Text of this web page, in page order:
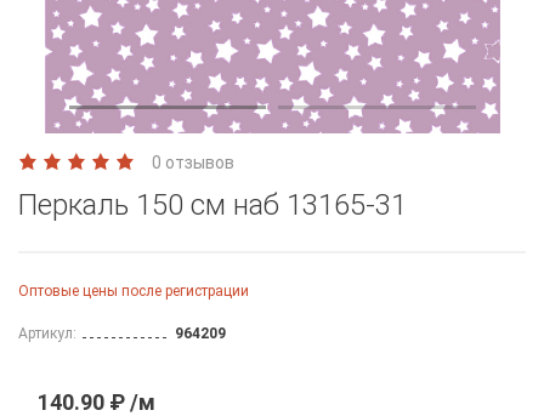
0 отзывов
Перкаль 150 см наб 13165-31
Оптовые цены после регистрации
Артикул: 964209
140.90 ₽ /м